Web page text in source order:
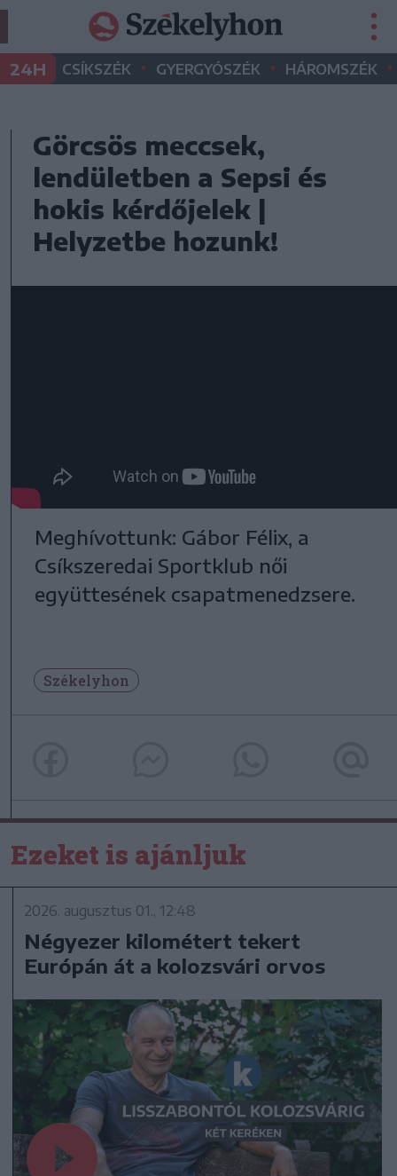
24H CSÍKSZÉK • GYERGYÓSZÉK • HÁROMSZÉK •
Görcsös meccsek,
lendületben a Sepsi és
hokis kérdőjelek |
Helyzetbe hozunk!
Meghívottunk: Gábor Félix, a
Csíkszeredai Sportklub női
együttesének csapatmenedzsere.
Székelyhon
Ezeket is ajánljuk
2026. augusztus 01., 12:48
Négyezer kilométert tekert
Európán át a kolozsvári orvos